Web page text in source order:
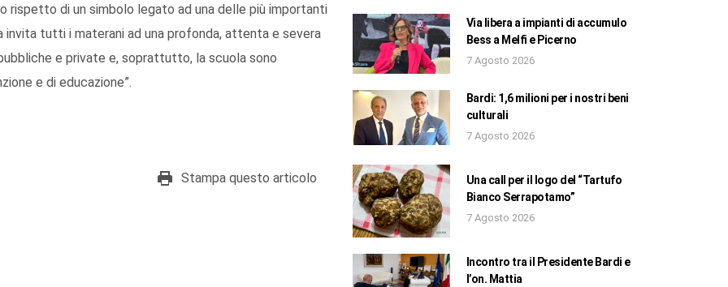
rispetto di un simbolo legato ad una delle più importanti
invita tutti i materani ad una profonda, attenta e severa
e private e, soprattutto, la scuola sono
e di educazione”.
Stampa questo articolo
Via libera a impianti di accumulo
Bess a Melfi e Picerno
7 Agosto 2026
Bardi: 1,6 milioni per i nostri beni
culturali
7 Agosto 2026
Una call per il logo del “Tartufo
Bianco Serrapotamo”
7 Agosto 2026
Incontro tra il Presidente Bardi e
l’on. Mattia